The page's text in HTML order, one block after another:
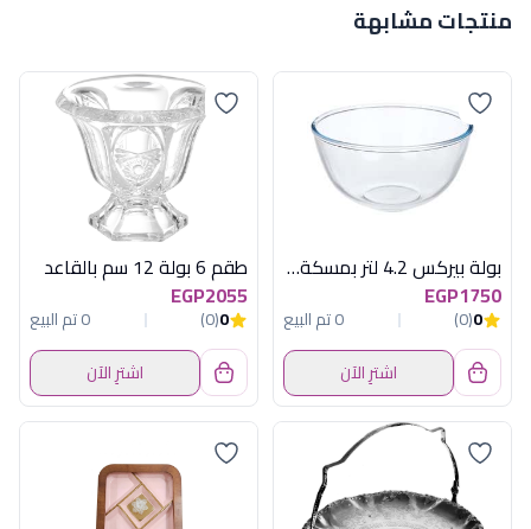
منتجات مشابهة
بولة بيركس 4.2 لتر بمسكة و مسكب
EGP1750
0
(0)
0 تم البيع
اشترِ الآن
طقم 6 بولة 12 سم بالقاعد
EGP2055
0
(0)
0 تم البيع
اشترِ الآن